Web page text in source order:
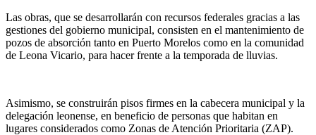
Las obras, que se desarrollarán con recursos federales gracias a las
gestiones del gobierno municipal, consisten en el mantenimiento de
pozos de absorción tanto en Puerto Morelos como en la comunidad
de Leona Vicario, para hacer frente a la temporada de lluvias.
Asimismo, se construirán pisos firmes en la cabecera municipal y la
delegación leonense, en beneficio de personas que habitan en
lugares considerados como Zonas de Atención Prioritaria (ZAP).